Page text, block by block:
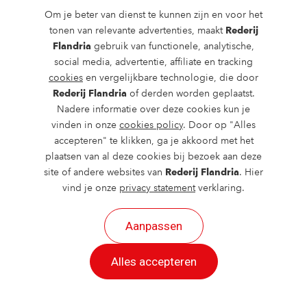
Om je beter van dienst te kunnen zijn en voor het
tonen van relevante advertenties, maakt Rederij
Flandria gebruik van functionele, analytische,
social media, advertentie, affiliate en tracking
cookies en vergelijkbare technologie, die door
Rederij Flandria of derden worden geplaatst.
Nadere informatie over deze cookies kun je
vinden in onze cookies policy. Door op "Alles
accepteren" te klikken, ga je akkoord met het
plaatsen van al deze cookies bij bezoek aan deze
site of andere websites van Rederij Flandria. Hier
vind je onze privacy statementverklaring.
Aanpassen
Alles accepteren
Contact
Vaaragenda
Rondvaarten en dagtochten
Nieuws
Over ons
Route en bereikbaarheid
2026 ©
.
Alle rechten voorbehouden.
| Privacy | Cookies aanpassen